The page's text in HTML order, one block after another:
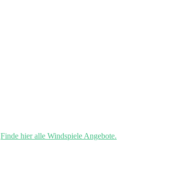
Finde hier alle Windspiele Angebote.